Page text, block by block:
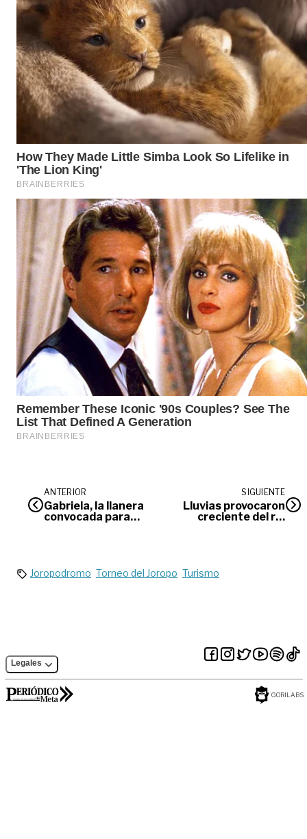
ANTERIOR
Gabriela, la llanera
convocada para
SIGUIENTE
Lluvias provocaron
creciente del río
Joropodromo Torneo del Joropo Turismo
Legales
GORILABS